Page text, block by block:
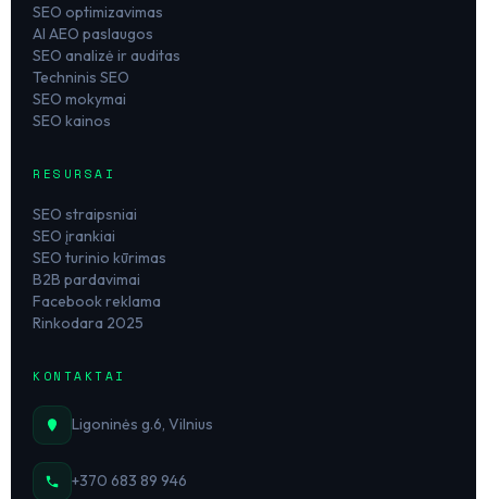
SEO optimizavimas
AI AEO paslaugos
SEO analizė ir auditas
Techninis SEO
SEO mokymai
SEO kainos
RESURSAI
SEO straipsniai
SEO įrankiai
SEO turinio kūrimas
B2B pardavimai
Facebook reklama
Rinkodara 2025
KONTAKTAI
Ligoninės g.6, Vilnius
+370 683 89 946